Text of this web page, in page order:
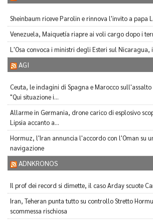
Sheinbaum riceve Parolin e rinnova l'invito a papa
Venezuela, Maiquetía riapre ai voli cargo dopo i
L'Osa convoca i ministri degli Esteri sul Nicaragua,
AGI
Ceuta, le indagini di Spagna e Marocco
"Qui situazione i...
Allarme in Germania, drone carico di esplosivo
Lipsia accanto a...
Hormuz, l'Iran annuncia l'accordo con l'Oman su
navigazione
ADNKRONOS
Il prof dei record si dimette, il caso Arday scuote
Iran, Teheran punta tutto su controllo Stretto
scommessa rischiosa